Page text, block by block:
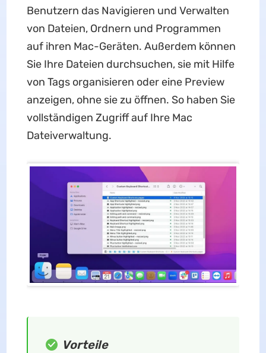
Benutzern das Navigieren und Verwalten
von Dateien, Ordnern und Programmen
auf ihren Mac-Geräten. Außerdem können
Sie Ihre Dateien durchsuchen, sie mit Hilfe
von Tags organisieren oder eine Preview
anzeigen, ohne sie zu öffnen. So haben Sie
vollständigen Zugriff auf Ihre Mac
Dateiverwaltung.
Vorteile